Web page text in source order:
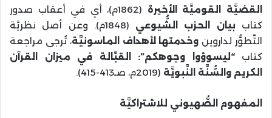
القضيَّة القوميَّة الأخيرة
(1862م)، أي في أعقاب صدور
كتاب بيان الحزب الشُّيوعي
(1848م). وعن أصل نظريَّة
التَّطوُّر لداروين وخدمتها لأهداف الماسونيَّة، تُرجى مراجعة
كتاب“ليسوؤوا وجوهكم”: القبَّالة في ميزان القرآن
الكريم والسُّنَّة النَّبويَّة (2019م، صـ413-415).
المفهوم الصُّهيوني للاشتراكيَّة